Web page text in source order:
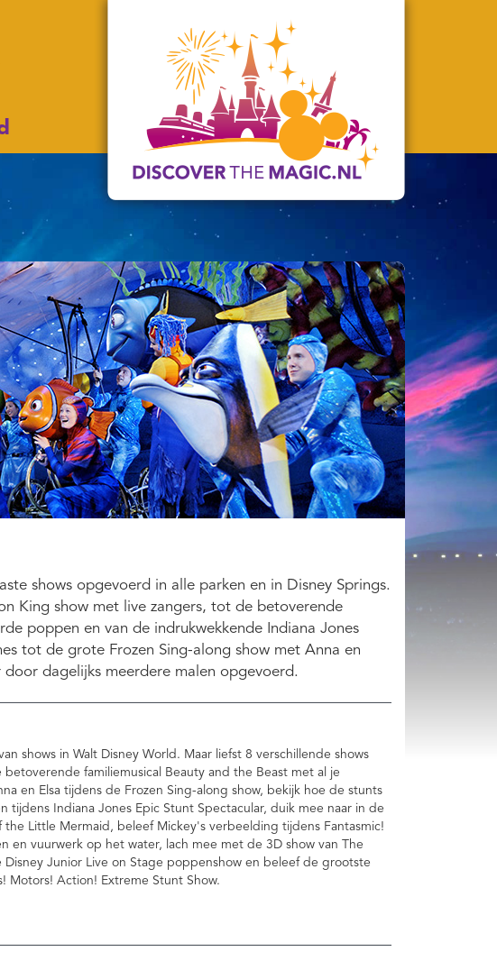
shows opgevoerd in alle parken en in Disney Springs.
King show met live zangers, tot de betoverende
poppen en van de indrukwekkende Indiana Jones
tot de grote Frozen Sing-along show met Anna en
door dagelijks meerdere malen opgevoerd.
shows in Walt Disney World. Maar liefst 8 verschillende shows
familiemusical Beauty and the Beast met al je
en Elsa tijdens de Frozen Sing-along show, bekijk hoe de stunts
tijdens Indiana Jones Epic Stunt Spectacular, duik mee naar in de
Little Mermaid, beleef Mickey's verbeelding tijdens Fantasmic!
en vuurwerk op het water, lach mee met de 3D show van The
Junior Live on Stage poppenshow en beleef de grootste
Motors! Action! Extreme Stunt Show.